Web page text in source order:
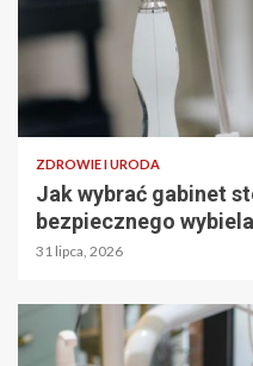
ZDROWIE I URODA
Jak wybrać gabinet
bezpiecznego
31 lipca, 2026